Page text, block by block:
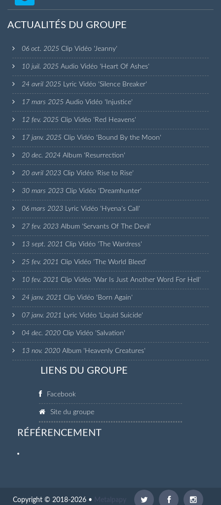
ACTUALITÉS DU GROUPE
06 oct. 2025 Clip Vidéo 'Jeanny'
10 juil. 2025 Audio Vidéo 'Heart Of Ashes'
24 avril 2025 Lyric Vidéo 'Silence Breaker'
17 mars 2025 Audio Vidéo 'Injustice'
12 fev. 2025 Clip Vidéo 'Red Heavens'
17 janv. 2025 Clip Vidéo 'Bound By the Moon'
20 dec. 2024 Album 'Resurrection'
20 avril 2023 Clip Vidéo 'Rise to Rise'
30 mars 2023 Clip Vidéo 'Dreamhunter'
06 mars 2023 Lyric Vidéo 'Hyena's Call'
27 fev. 2023 Album 'Servants Of The Devil'
13 sept. 2021 Clip Vidéo 'The Wardress'
25 fev. 2021 Clip Vidéo 'The World Bleed'
10 fev. 2021 Clip Vidéo 'War Is Just Another Word For Hell'
24 janv. 2021 Clip Vidéo 'Born Again'
07 janv. 2021 Lyric Vidéo 'Liquid Suicide'
04 dec. 2020 Clip Vidéo 'Salvation'
13 nov. 2020 Album 'Heavenly Creatures'
LIENS DU GROUPE
Facebook
Site du groupe
RÉFÉRENCEMENT
Copyright © 2018-2026 • Metalpapy